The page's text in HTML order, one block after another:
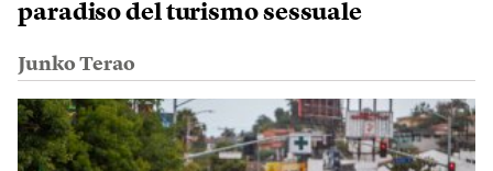
paradiso del turismo sessuale
Junko Terao